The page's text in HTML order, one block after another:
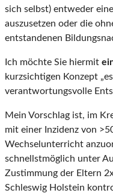
sich selbst) entweder
auszusetzen oder die
entstandenen
Ich möchte Sie hiermit
kurzsichtigen Konzept
verantwortungsvolle
Mein Vorschlag ist, im
mit einer Inzidenz von
Wechselunterricht
schnellstmöglich unter
Zustimmung der Eltern
Schleswig Holstein